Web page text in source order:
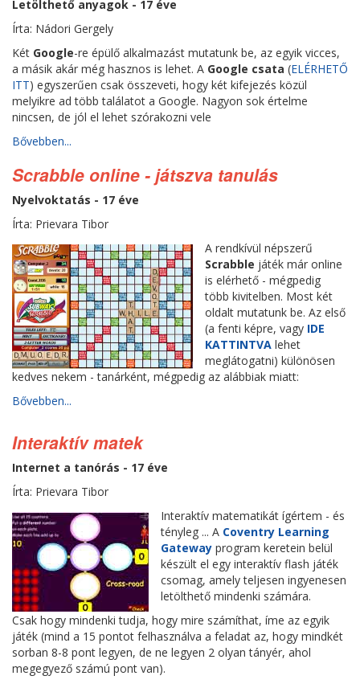
Letölthető anyagok - 17 éve
Írta: Nádori Gergely
Két Google-re épülő alkalmazást mutatunk be, az egyik vicces,
a másik akár még hasznos is lehet. A Google csata (ELÉRHETŐ
ITT) egyszerűen csak összeveti, hogy két kifejezés közül
melyikre ad több találatot a Google. Nagyon sok értelme
nincsen, de jól el lehet szórakozni vele
Bővebben...
Scrabble online - játszva tanulás
Nyelvoktatás - 17 éve
Írta: Prievara Tibor
A rendkívül népszerű
Scrabble játék már online
is elérhető - mégpedig
több kivitelben. Most két
oldalt mutatunk be. Az első
(a fenti képre, vagy IDE
KATTINTVAlehet
meglátogatni) különösen
kedves nekem - tanárként, mégpedig az alábbiak miatt:
Bővebben...
Interaktív matek
Internet a tanórás - 17 éve
Írta: Prievara Tibor
Interaktív matematikát ígértem - és
tényleg ... A Coventry Learning
Gateway program keretein belül
készült el egy interaktív flash játék
csomag, amely teljesen ingyenesen
letölthető mindenki számára.
Csak hogy mindenki tudja, hogy mire számíthat, íme az egyik
játék (mind a 15 pontot felhasználva a feladat az, hogy mindkét
sorban 8-8 pont legyen, de ne legyen 2 olyan tányér, ahol
megegyező számú pont van).